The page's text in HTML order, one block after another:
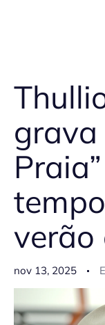
grava
verão
nov 13, 2025